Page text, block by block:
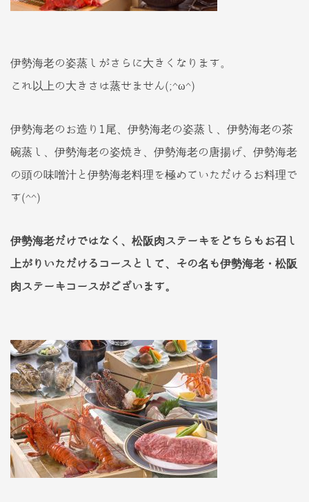
伊勢海老の姿蒸しがさらに大きくなります。
これ以上の大きさは蒸せません(;^ω^)
伊勢海老のお造り1尾、伊勢海老の姿蒸し、伊勢海老の茶
碗蒸し、伊勢海老の姿焼き、伊勢海老の唐揚げ、伊勢海老
の頭の味噌汁と伊勢海老料理を極めていただけるお料理で
す(^^)
伊勢海老だけではなく、松阪肉ステーキをどちらもお召し
上がりいただけるコースとして、その名も伊勢海老・松阪
肉ステーキコースがございます。